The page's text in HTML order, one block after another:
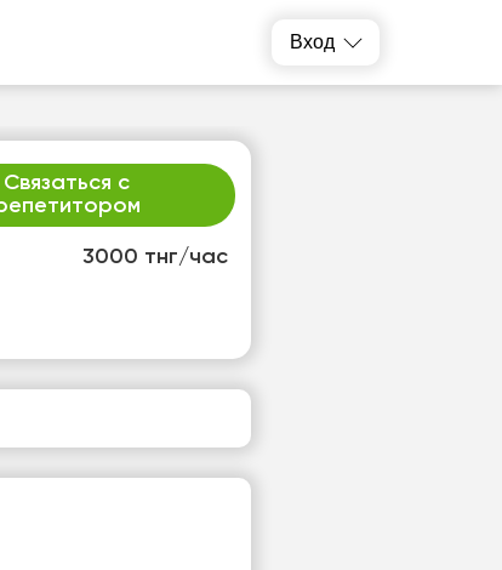
Вход
3000 тнг/час
Связаться с
15
свободных